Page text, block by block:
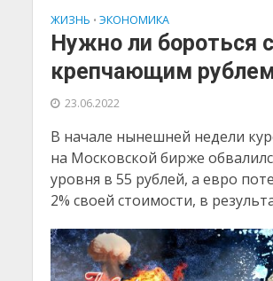
ЖИЗНЬ • ЭКОНОМИКА
Нужно ли бороться с
крепчающим
23.06.2022
В начале нынешней недели
на Московской бирже
уровня в 55 рублей, а евро
2% своей стоимости, в